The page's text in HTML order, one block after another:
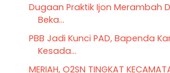
Dugaan Praktik Ijon Merambah
Beka...
PBB Jadi Kunci PAD, Bapenda
Kesada...
MERIAH, O2SN TINGKAT